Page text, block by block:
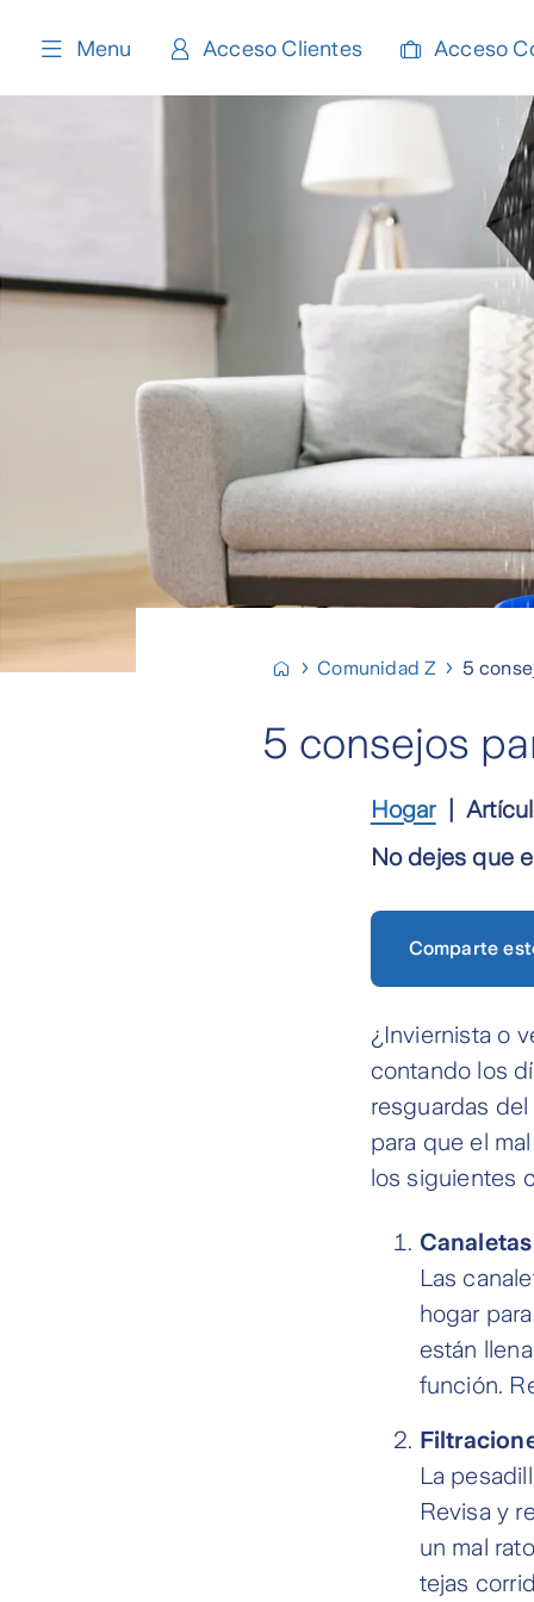
Menu Acceso Clientes Acceso
Comunidad Z 5
5 consejos
Hogar
No dejes que
Comparte
¿Inviernista o
contando los
resguardas
para que el
los siguientes
Las
hogar
están
función.
La
Revisa y
un mal
tejas